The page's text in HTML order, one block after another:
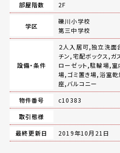
部屋階数
2F
学区
礫川小学校
第三中学校
設備・条件
２人入居可,独立洗面
チン,宅配ボックス,
ローゼット,駐輪場,
場,ゴミ置き場,浴室乾
座,バルコニー
物件番号
c10383
取引態様
最終更新日
2019年10月21日